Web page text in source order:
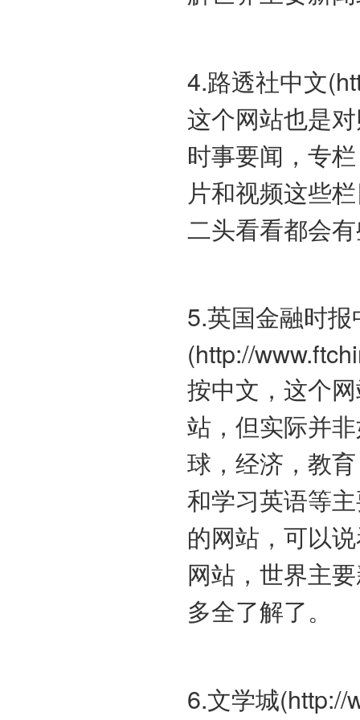
4.路透社中文
这个网站也是
时事要闻，专
片和视频这些
二头看看都会
5.英国金融时
(http://
按中文，这个
站，但实际并
球，经济，教
和学习英语等
的网站，可以
网站，世界主
多全了解了。
6.文学城(http://